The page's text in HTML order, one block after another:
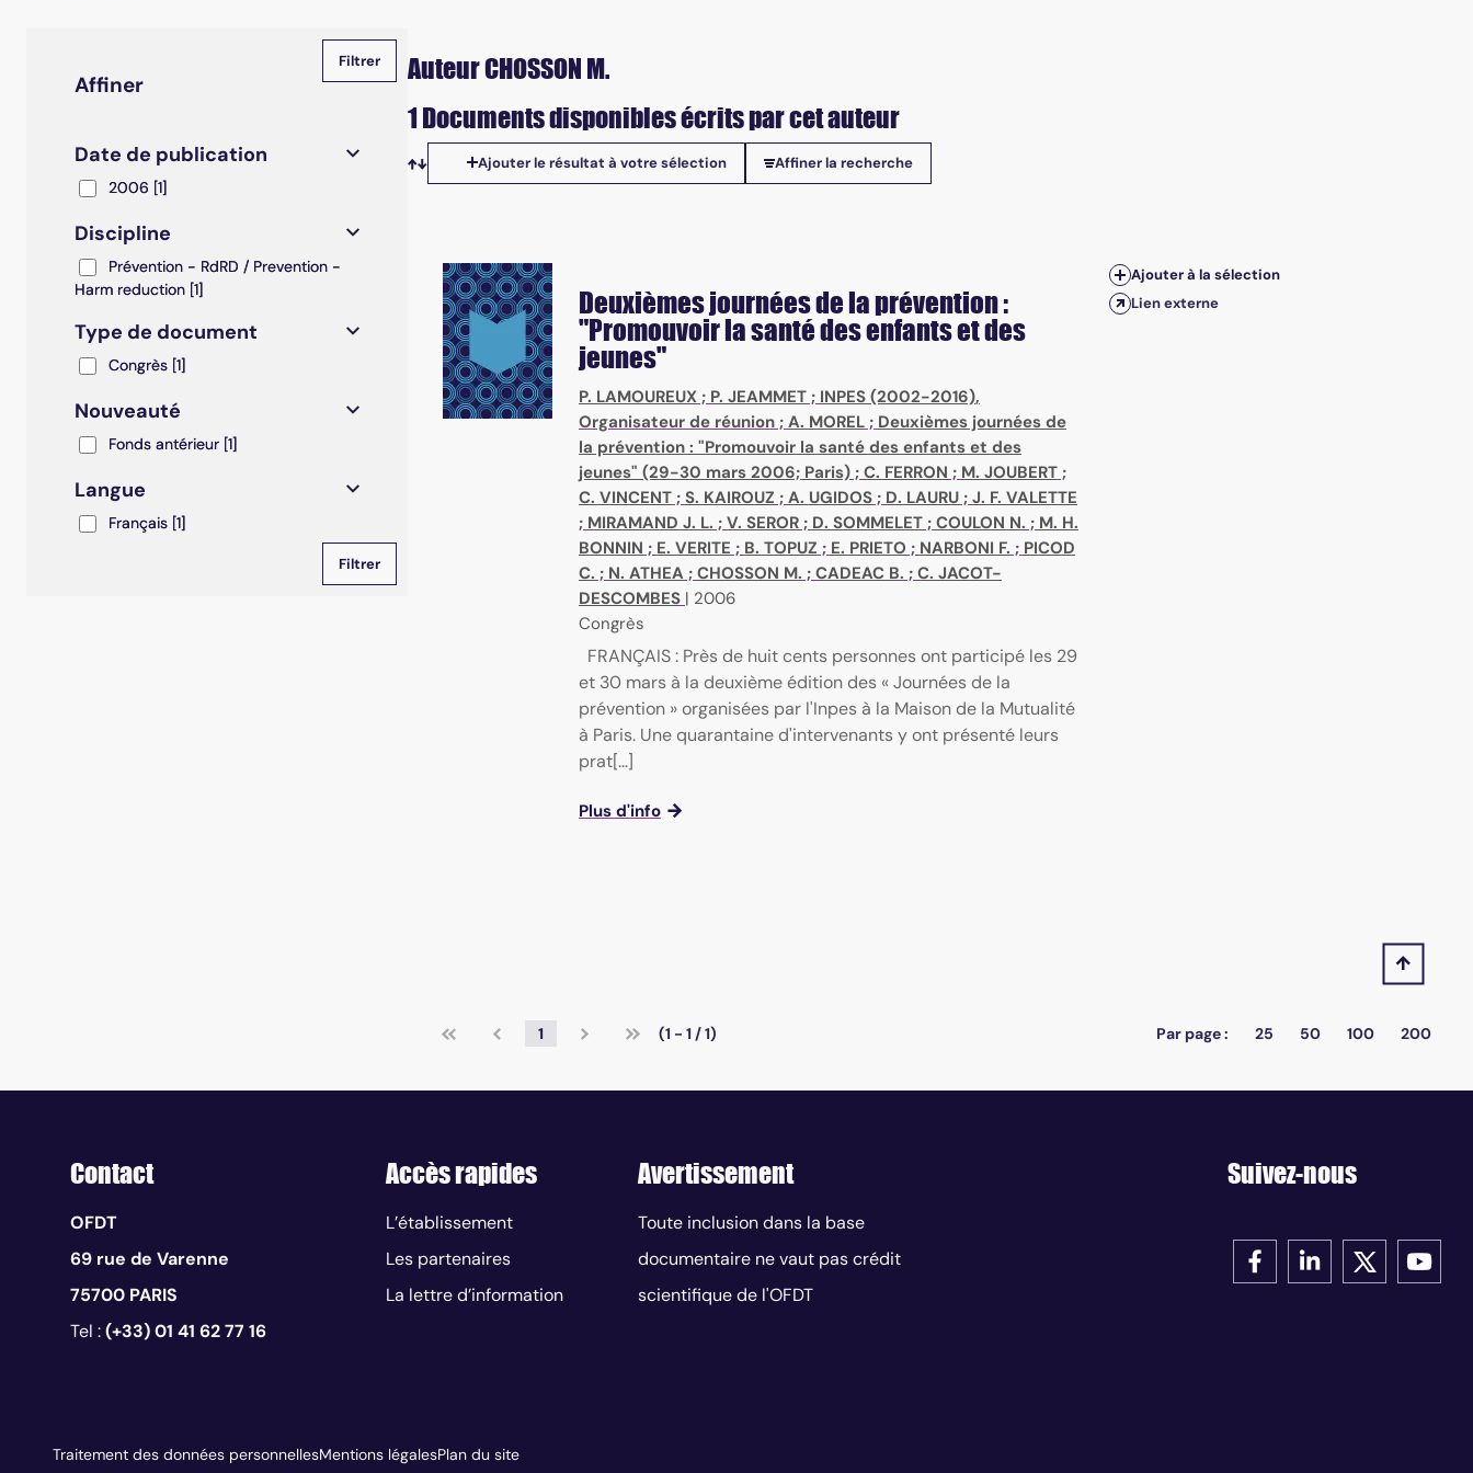
Affiner
Date de publication
20062006 [1]
Discipline
Prévention - RdRD / Prevention - Harm reduction
Prévention - RdRD / Prevention -
Harm reduction [1]
Type de document
CongrèsCongrès [1]
Nouveauté
Fonds antérieur
Fonds antérieur [1]
Langue
Français
Français [1]
Auteur CHOSSON M.
1 Documents disponibles écrits par cet auteur
Tris disponibles
Ajouter le résultat à votre sélection Affiner la recherche
Deuxièmes journées de la prévention :
"Promouvoir la santé des enfants et des
jeunes"
P. LAMOUREUX ; P. JEAMMET ; INPES (2002-2016),
Organisateur de réunion ; A. MOREL ; Deuxièmes journées de
la prévention : "Promouvoir la santé des enfants et des
jeunes" (29-30 mars 2006; Paris) ; C. FERRON ; M. JOUBERT ;
C. VINCENT ; S. KAIROUZ ; A. UGIDOS ; D. LAURU ; J. F. VALETTE
; MIRAMAND J. L. ; V. SEROR ; D. SOMMELET ; COULON N. ; M. H.
BONNIN ; E. VERITE ; B. TOPUZ ; E. PRIETO ; NARBONI F. ; PICOD
C. ; N. ATHEA ; CHOSSON M. ; CADEAC B. ; C. JACOT-
DESCOMBES | 2006
Congrès
FRANÇAIS : Près de huit cents personnes ont participé les 29
et 30 mars à la deuxième édition des « Journées de la
prévention » organisées par l'Inpes à la Maison de la Mutualité
à Paris. Une quarantaine d'intervenants y ont présenté leurs
prat[...]
Plus d'info
Ajouter à la sélection
Lien externe
1 (1 - 1 / 1) Par page : 25 50 100 200
Contact
OFDT
69 rue de Varenne
75700 PARIS
Tel :(+33) 01 41 62 77 16
Accès rapides
L’établissement
Les partenaires
La lettre d’information
Avertissement
Toute inclusion dans la base
documentaire ne vaut pas crédit
scientifique de l'OFDT
Suivez-nous
Traitement des données personnellesMentions légalesPlan du site